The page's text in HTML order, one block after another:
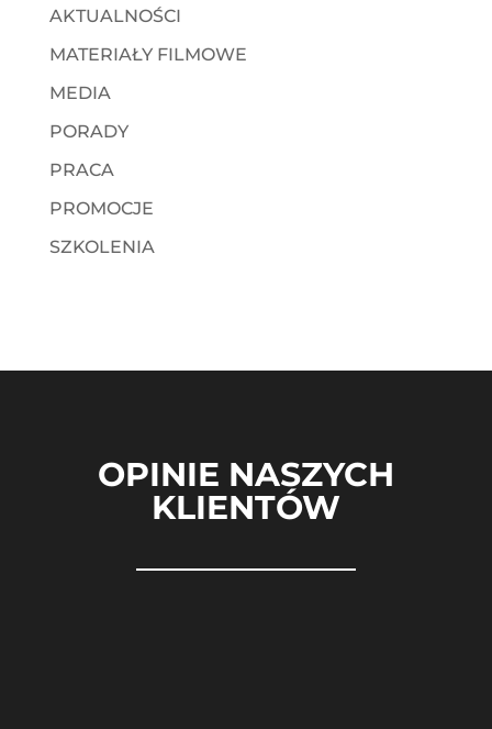
AKTUALNOŚCI
MATERIAŁY FILMOWE
MEDIA
PORADY
PRACA
PROMOCJE
SZKOLENIA
OPINIE NASZYCH
KLIENTÓW